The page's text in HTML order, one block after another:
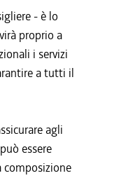
- è lo
proprio a
i servizi
a tutti il
agli
essere